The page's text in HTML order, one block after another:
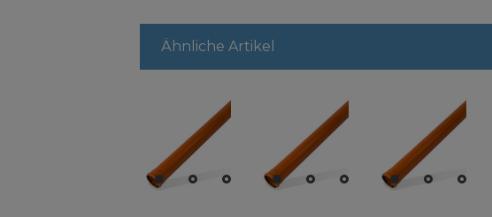
Ähnliche Artikel